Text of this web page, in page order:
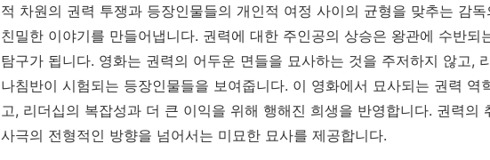
적 차원의 권력 투쟁과 등장인물들의 개인적 여정 사이의 균형을 맞추는 감
친밀한 이야기를 만들어냅니다. 권력에 대한 주인공의 상승은 왕관에 수반되
탐구가 됩니다. 영화는 권력의 어두운 면들을 묘사하는 것을 주저하지 않고,
나침반이 시험되는 등장인물들을 보여줍니다. 이 영화에서 묘사되는 권력 역
고, 리더십의 복잡성과 더 큰 이익을 위해 행해진 희생을 반영합니다. 권력의
사극의 전형적인 방향을 넘어서는 미묘한 묘사를 제공합니다.